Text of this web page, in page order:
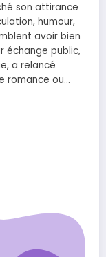
son attirance
humour,
avoir bien
échange public,
a relancé
romance ou…